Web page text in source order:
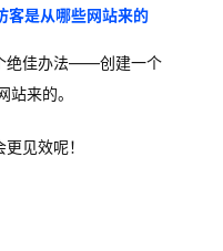
是从哪些网站来的
绝佳办法——创建一个
来的。
见效呢！